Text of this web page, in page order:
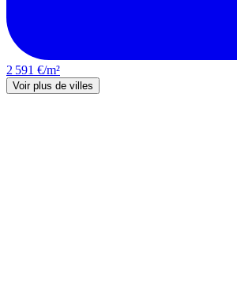
2 591 €/m²
Voir plus de villes